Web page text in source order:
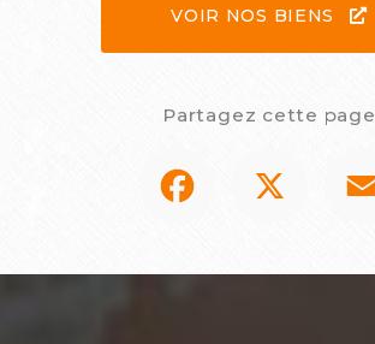
VOIR NOS BIENS
Partagez cette page